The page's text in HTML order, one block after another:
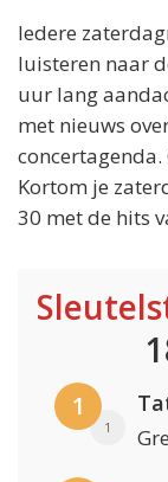
Iedere
luisteren naar
uur lang
met nieuws
Kortom je
30 met de hits
1
1